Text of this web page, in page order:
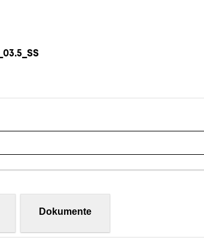
Dokumente